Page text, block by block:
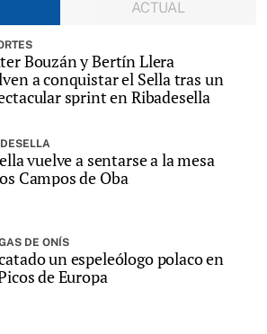
ACTUAL
Bouzán y Bertín Llera
a conquistar el Sella tras un
sprint en Ribadesella
vuelve a sentarse a la mesa
Campos de Oba
DE ONÍS
un espeleólogo polaco en
de Europa